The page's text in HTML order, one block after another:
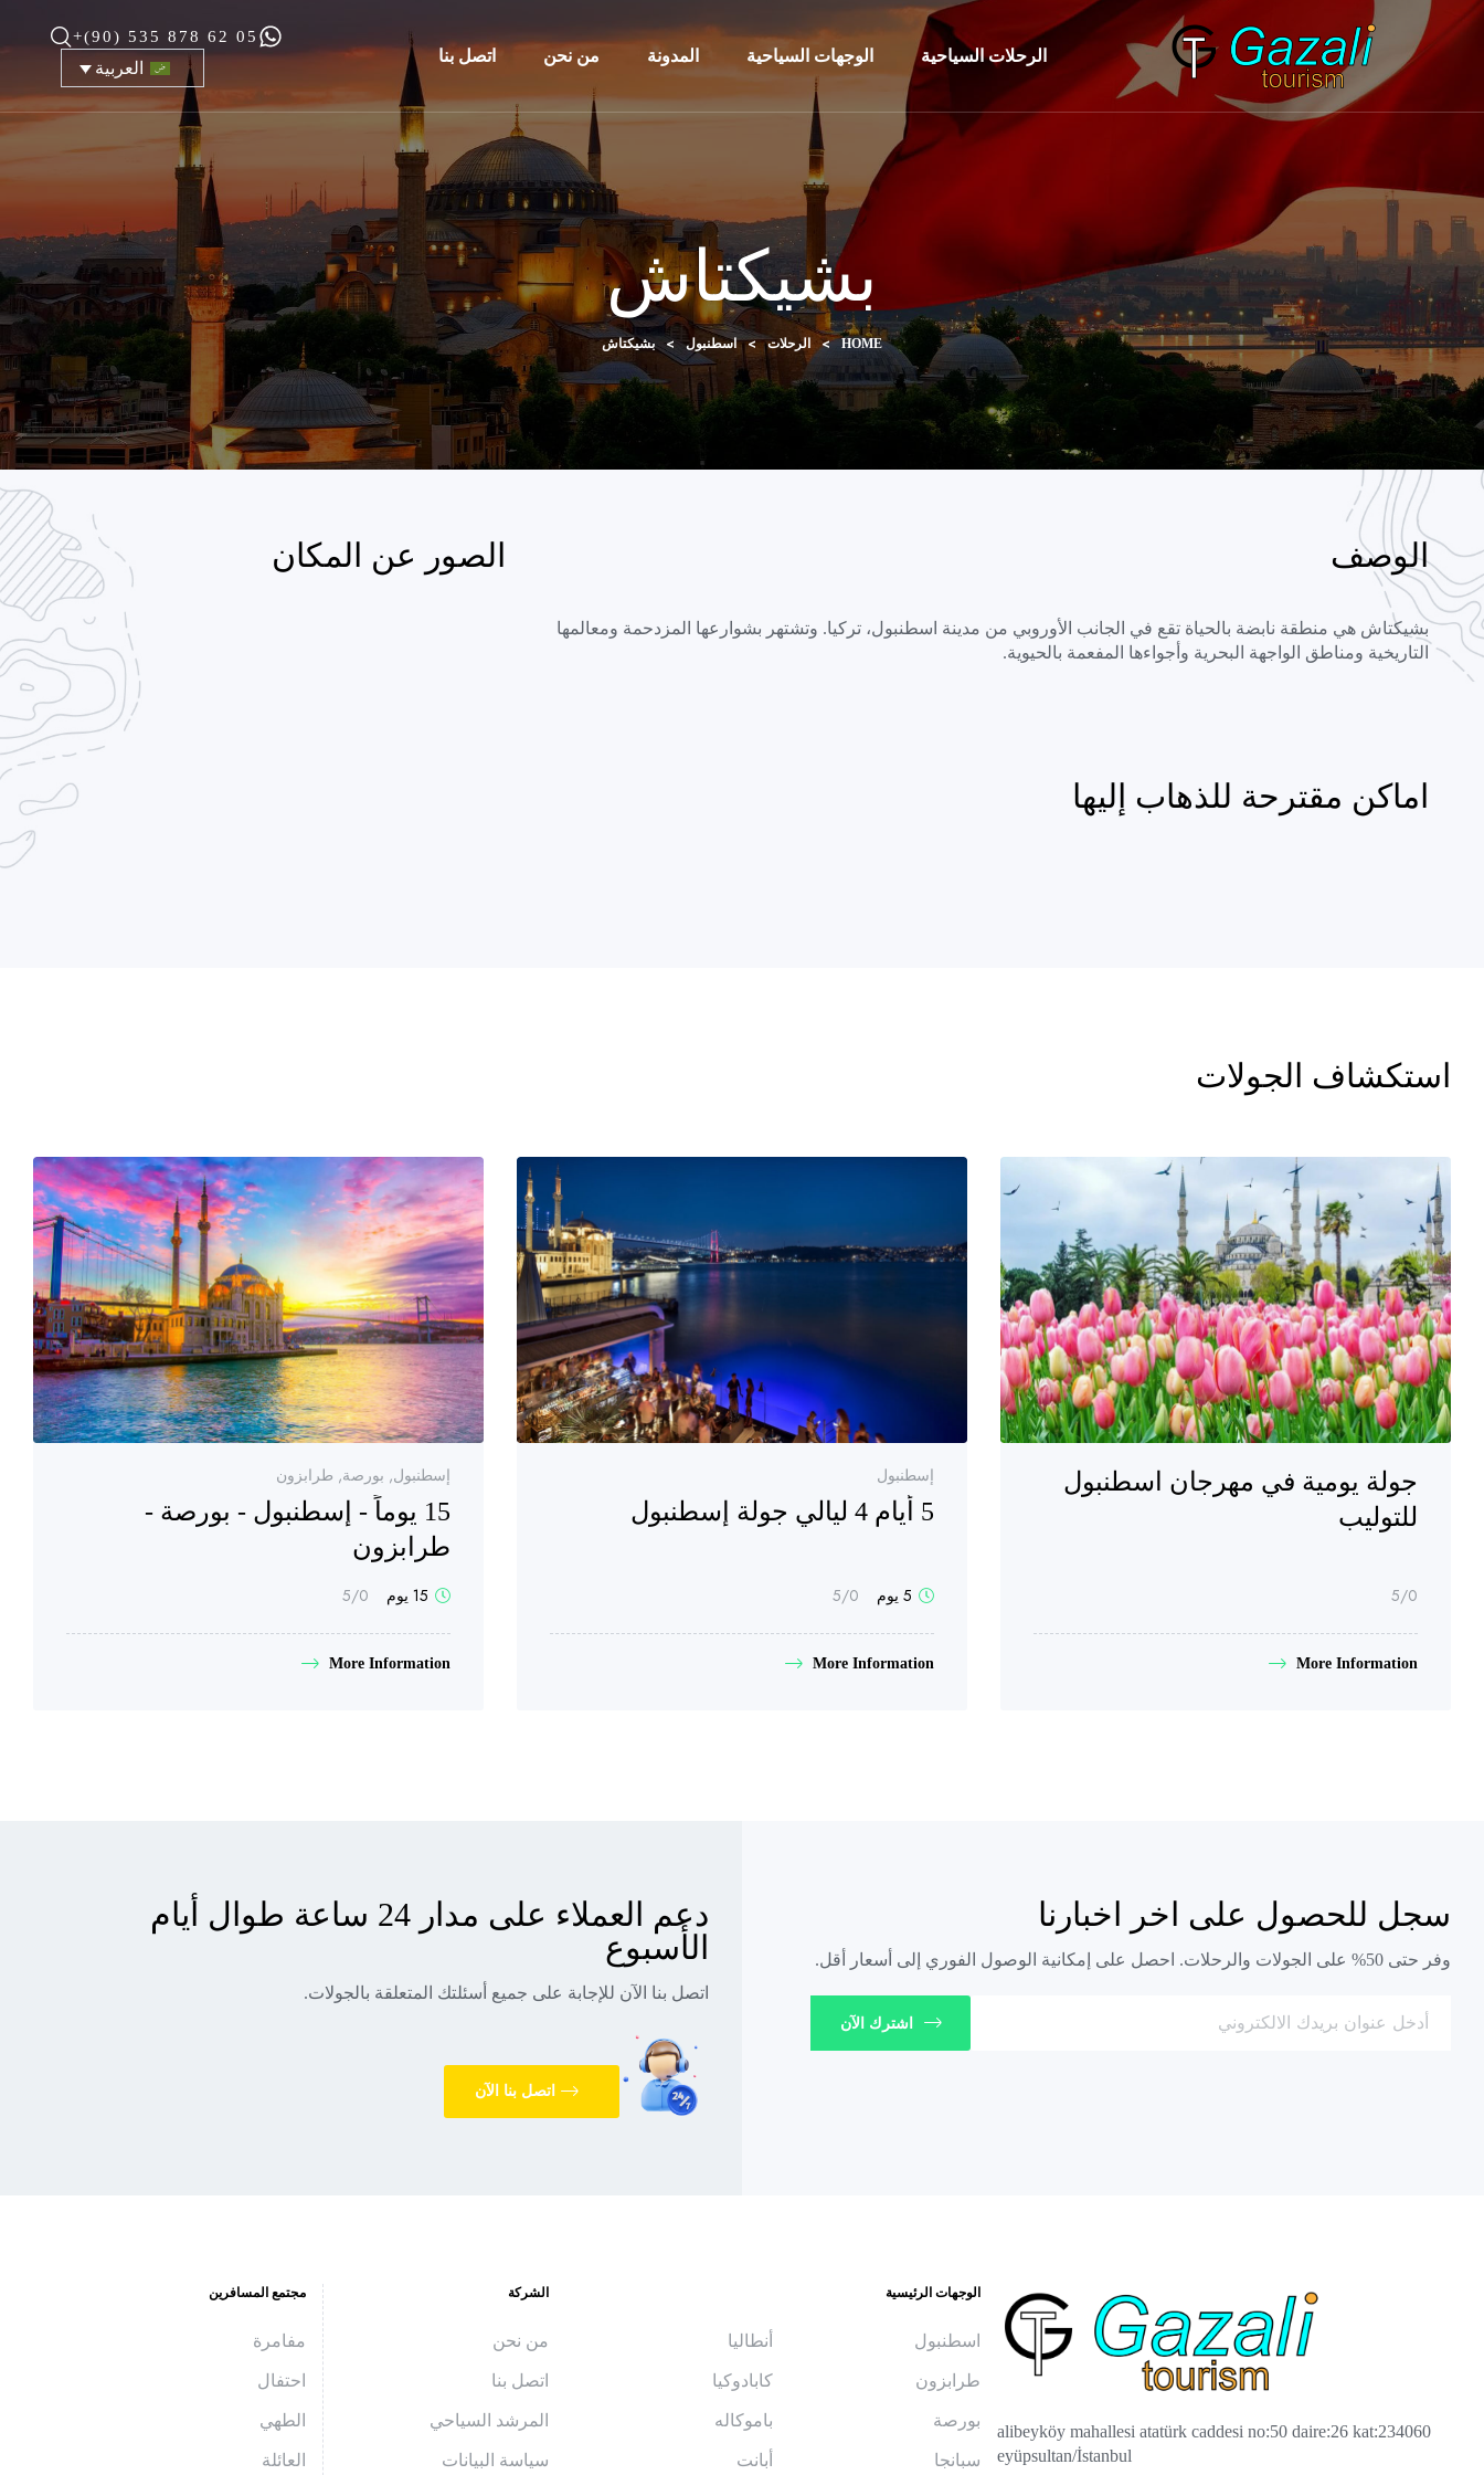
الرحلات السياحية الوجهات السياحية المدونة من نحن اتصل بنا
+(90) 535 878 62 05
العربية
بشيكتاش
HOME
> الرحلات > اسطنبول > بشيكتاش
الوصف
بشيكتاش هي منطقة نابضة بالحياة تقع في الجانب الأوروبي من مدينة اسطنبول، تركيا. وتشتهر بشوارعها المزدحمة ومعالمها
التاريخية ومناطق الواجهة البحرية وأجواءها المفعمة بالحيوية.
اماكن مقترحة للذهاب إليها
الصور عن المكان
استكشاف الجولات
جولة يومية في مهرجان اسطنبول
للتوليب
0
/5
More Information
إسطنبول
5 أيام 4 ليالي جولة إسطنبول
5 يوم 0
/5
More Information
إسطنبول, بورصة, طرابزون
15 يوماً - إسطنبول - بورصة -
طرابزون
15 يوم 0
/5
More Information
سجل للحصول على اخر اخبارنا
وفر حتى 50% على الجولات والرحلات. احصل على إمكانية الوصول الفوري إلى أسعار أقل.
اشترك الآن
دعم العملاء على مدار 24 ساعة طوال أيام
الأسبوع
اتصل بنا الآن للإجابة على جميع أسئلتك المتعلقة بالجولات.
اتصل بنا الآن
alibeyköy mahallesi atatürk caddesi no:50 daire:26 kat:234060
eyüpsultan/İstanbul
الوجهات الرئيسية
اسطنبول
طرابزون
بورصة
سبانجا
أنطاليا
كابادوكيا
باموكاله
أبانت
الشركة
من نحن
اتصل بنا
المرشد السياحي
سياسة البيانات
مجتمع المسافرين
مفامرة
احتفال
الطهي
العائلة